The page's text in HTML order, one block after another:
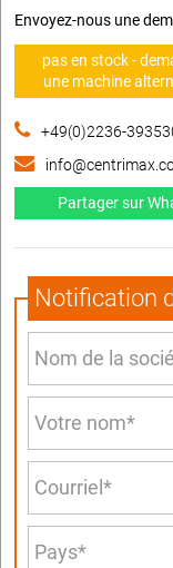
Envoyez-nous une
pas en stock -
une machine
+49(0)2236-
Partager sur
Notification